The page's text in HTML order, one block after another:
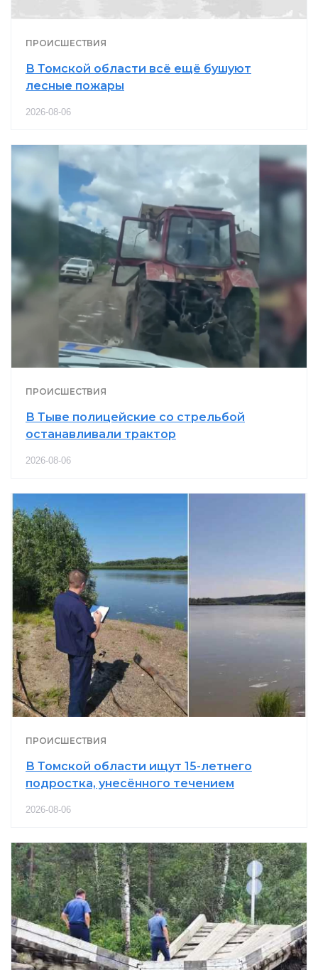
ПРОИСШЕСТВИЯ
В Томской области всё ещё бушуют
лесные пожары
2026-08-06
ПРОИСШЕСТВИЯ
В Тыве полицейские со стрельбой
останавливали трактор
2026-08-06
ПРОИСШЕСТВИЯ
В Томской области ищут 15-летнего
подростка, унесённого течением
2026-08-06